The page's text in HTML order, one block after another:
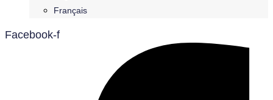
Français
Facebook-f